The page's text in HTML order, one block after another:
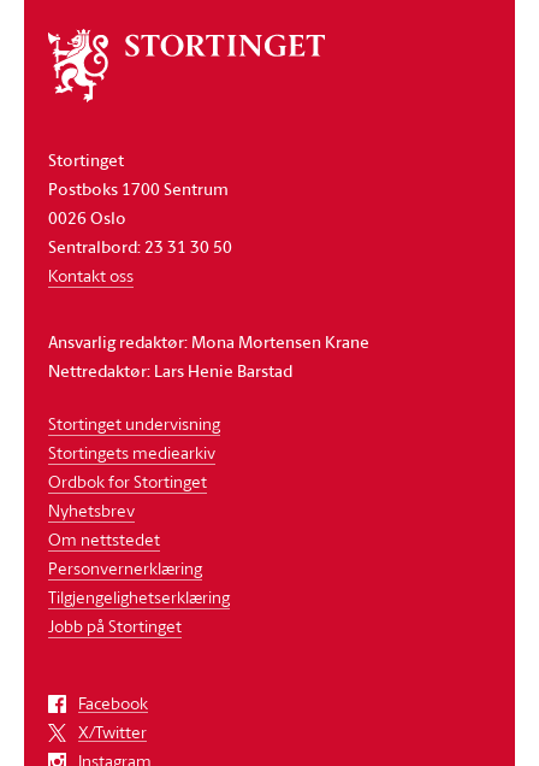
Om
stortinget
Stortinget
Postboks 1700 Sentrum
0026 Oslo
Sentralbord: 23 31 30 50
Kontakt oss
Ansvarlig redaktør: Mona Mortensen Krane
Nettredaktør: Lars Henie Barstad
Stortinget undervisning
Stortingets mediearkiv
Ordbok for Stortinget
Nyhetsbrev
Om nettstedet
Personvernerklæring
Tilgjengelighetserklæring
Jobb på Stortinget
Facebook
X/Twitter
Instagram